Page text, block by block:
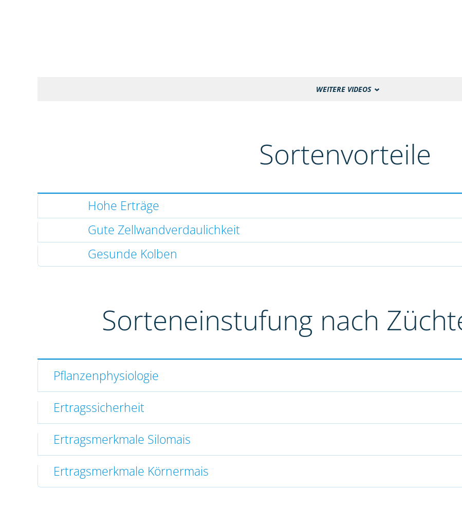
WEITERE VIDEOS
Sortenvorteile
Hohe Erträge
Gute Zellwandverdaulichkeit
Gesunde Kolben
Sorteneinstufung nach
Pflanzenphysiologie
Ertragssicherheit
Ertragsmerkmale Silomais
Ertragsmerkmale Körnermais